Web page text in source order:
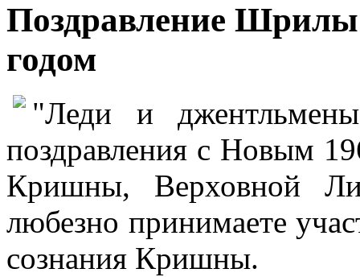
Поздравление
годом
"Леди и
поздравления с Новым
Кришны, Верховной
любезно принимаете
сознания Кришны.